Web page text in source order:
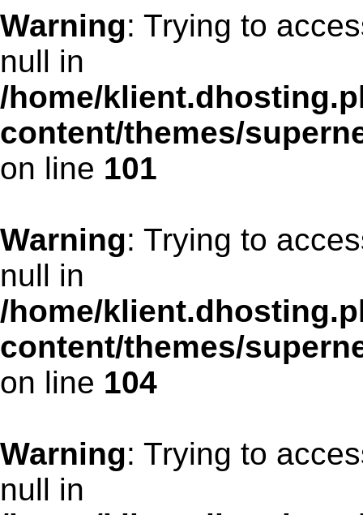
Warning: Trying to
null in
/home/
content/themes/
on line 101
Warning: Trying to
null in
/home/
content/themes/
on line 104
Warning: Trying to
null in